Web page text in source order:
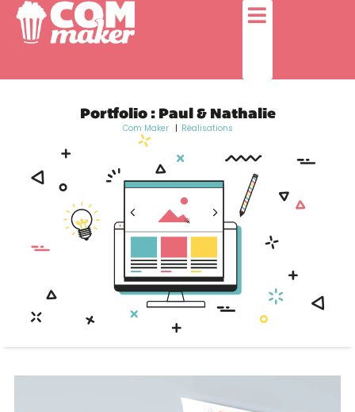
Portfolio : Paul & Nathalie
Com Maker Réalisations